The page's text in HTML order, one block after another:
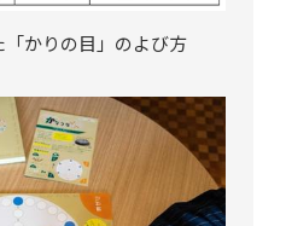
「かりの目」のよび方